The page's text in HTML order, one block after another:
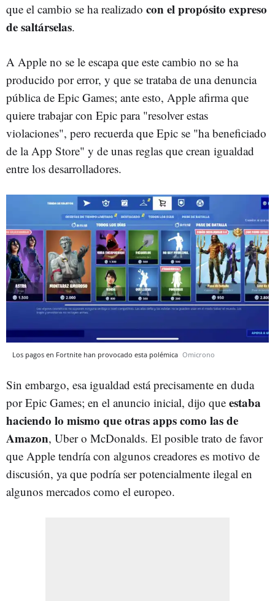
que el cambio se ha realizado con el propósito expreso
de saltárselas.
A Apple no se le escapa que este cambio no se ha
producido por error, y que se trataba de una denuncia
pública de Epic Games; ante esto, Apple afirma que
quiere trabajar con Epic para "resolver estas
violaciones", pero recuerda que Epic se "ha beneficiado
de la App Store" y de unas reglas que crean igualdad
entre los desarrolladores.
Los pagos en Fortnite han provocado esta polémica Omicrono
Sin embargo, esa igualdad está precisamente en duda
por Epic Games; en el anuncio inicial, dijo que estaba
haciendo lo mismo que otras apps como las de
Amazon, Uber o McDonalds. El posible trato de favor
que Apple tendría con algunos creadores es motivo de
discusión, ya que podría ser potencialmente ilegal en
algunos mercados como el europeo.